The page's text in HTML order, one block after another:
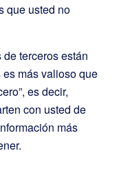
que usted no
terceros están
más valioso que
es decir,
con usted de
más